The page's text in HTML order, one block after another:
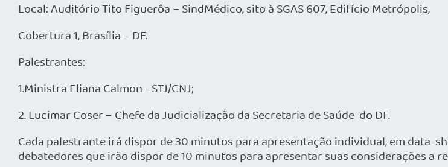
Local: Auditório Tito Figuerôa – SindMédico, sito à SGAS 607, Edifício Metrópolis,
Cobertura 1, Brasília – DF.
Palestrantes:
1.Ministra Eliana Calmon –STJ/CNJ;
2. Lucimar Coser – Chefe da Judicialização da Secretaria de Saúde do DF.
Cada palestrante irá dispor de 30 minutos para apresentação individual, em data-
debatedores que irão dispor de 10 minutos para apresentar suas considerações a